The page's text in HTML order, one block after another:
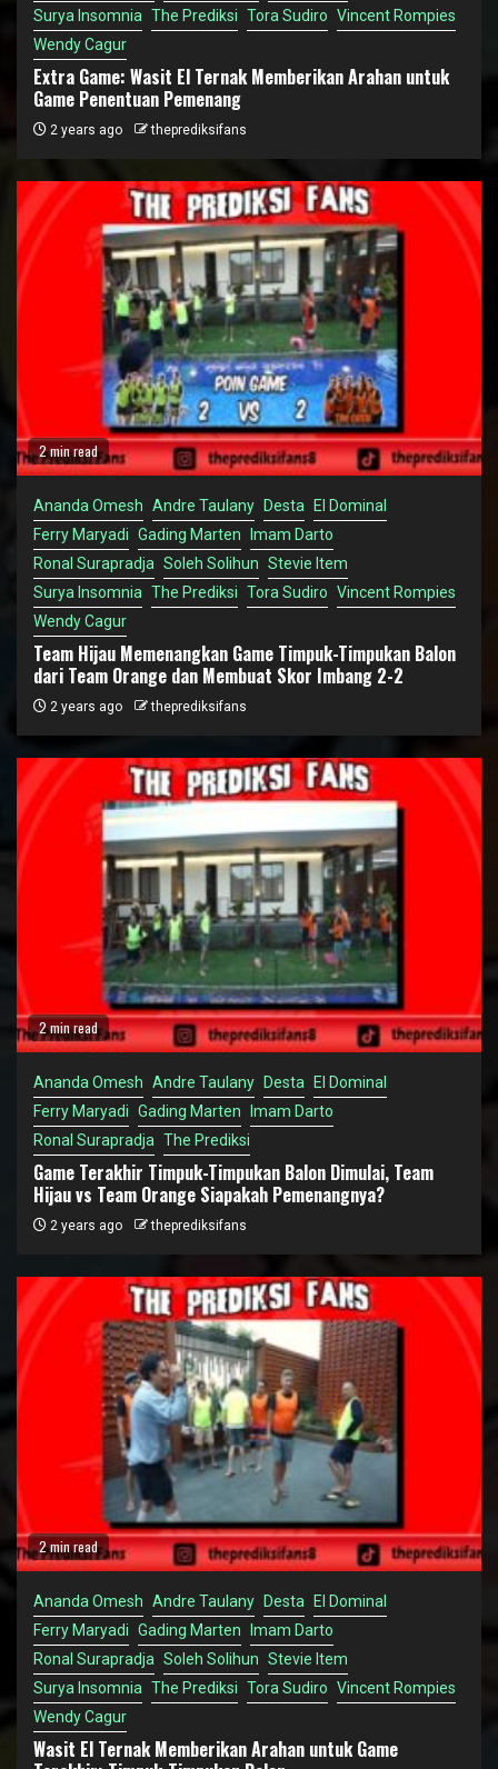
Surya Insomnia The Prediksi Tora Sudiro Vincent Rompies
Wendy Cagur
Extra Game: Wasit El Ternak Memberikan Arahan untuk
Game Penentuan Pemenang
2 years ago theprediksifans
2 min read
Ananda Omesh Andre Taulany Desta
El Dominal
Ferry Maryadi Gading Marten
Imam Darto
Ronal Surapradja Soleh Solihun Stevie Item
Surya Insomnia The Prediksi Tora Sudiro Vincent Rompies
Wendy Cagur
Team Hijau Memenangkan Game Timpuk-Timpukan Balon
dari Team Orange dan Membuat Skor Imbang 2-2
2 years ago theprediksifans
2 min read
Ananda Omesh Andre Taulany Desta
El Dominal
Ferry Maryadi Gading Marten
Imam Darto
Ronal Surapradja The Prediksi
Game Terakhir Timpuk-Timpukan Balon Dimulai, Team
Hijau vs Team Orange Siapakah Pemenangnya?
2 years ago theprediksifans
2 min read
Ananda Omesh Andre Taulany Desta
El Dominal
Ferry Maryadi Gading Marten
Imam Darto
Ronal Surapradja Soleh Solihun Stevie Item
Surya Insomnia The Prediksi Tora Sudiro Vincent Rompies
Wendy Cagur
Wasit El Ternak Memberikan Arahan untuk Game